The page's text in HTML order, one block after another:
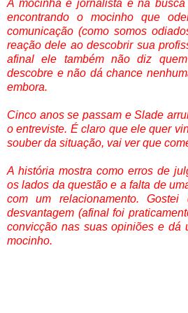
A mocinha é jornalista e na
encontrando o mocinho que
comunicação (como somos
reação dele ao descobrir sua
afinal ele também não diz
descobre e não dá chance
embora.
Cinco anos se passam e Slade
o entreviste. É claro que ele quer
souber da situação, vai ver que
A história mostra como erros de
os lados da questão e a falta de
com um relacionamento.
desvantagem (afinal foi
convicção nas suas opiniões e dá
mocinho.